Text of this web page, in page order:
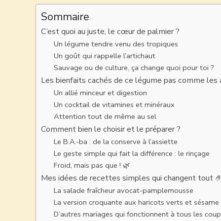
Sommaire
C’est quoi au juste, le cœur de palmier ?
Un légume tendre venu des tropiques
Un goût qui rappelle l’artichaut
Sauvage ou de culture, ça change quoi pour toi ?
Les bienfaits cachés de ce légume pas comme les
Un allié minceur et digestion
Un cocktail de vitamines et minéraux
Attention tout de même au sel
Comment bien le choisir et le préparer ?
Le B.A.-ba : de la conserve à l’assiette
Le geste simple qui fait la différence : le rinçage
Froid, mais pas que ! 🌿
Mes idées de recettes simples qui changent tout 🤌
La salade fraîcheur avocat-pamplemousse
La version croquante aux haricots verts et sésame
D’autres mariages qui fonctionnent à tous les